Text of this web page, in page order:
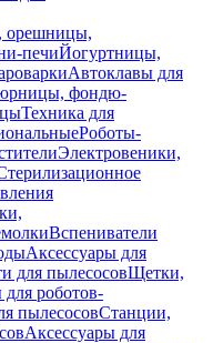
орешницы,
печиЙогуртницы,
Автоклавы для
фондю-
Техника для
Роботы-
Электровеники,
Вспениватели
Аксессуары для
для пылесосовЩетки,
для роботов-
пылесосовСтанции,
Аксессуары для